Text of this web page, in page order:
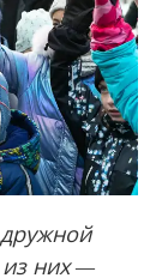
из них —